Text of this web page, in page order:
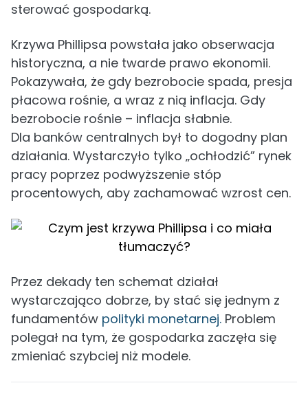
sterować gospodarką.
Krzywa Phillipsa powstała jako obserwacja
historyczna, a nie twarde prawo ekonomii.
Pokazywała, że gdy bezrobocie spada, presja
płacowa rośnie, a wraz z nią inflacja. Gdy
bezrobocie rośnie – inflacja słabnie.
Dla banków centralnych był to dogodny plan
działania. Wystarczyło tylko „ochłodzić” rynek
pracy poprzez podwyższenie stóp
procentowych, aby zachamować wzrost cen.
Przez dekady ten schemat działał
wystarczająco dobrze, by stać się jednym z
fundamentów polityki monetarnej. Problem
polegał na tym, że gospodarka zaczęła się
zmieniać szybciej niż modele.